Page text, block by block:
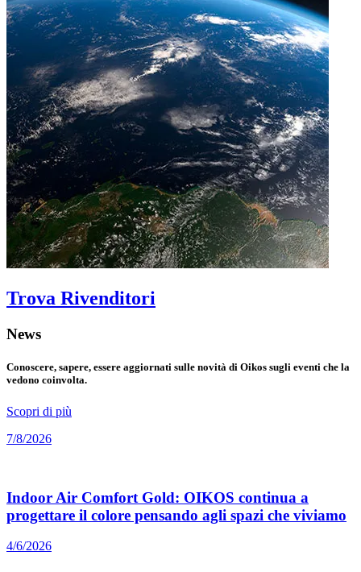
Trova Rivenditori
News
Conoscere, sapere, essere aggiornati sulle novità di Oikos sugli eventi che la
vedono coinvolta.
Scopri di più
7/8/2026
Indoor Air Comfort Gold: OIKOS continua a
progettare il colore pensando agli spazi che viviamo
4/6/2026